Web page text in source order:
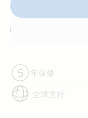
年保修
全球支持